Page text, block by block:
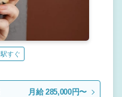
駅すぐ
月給 285,000円〜